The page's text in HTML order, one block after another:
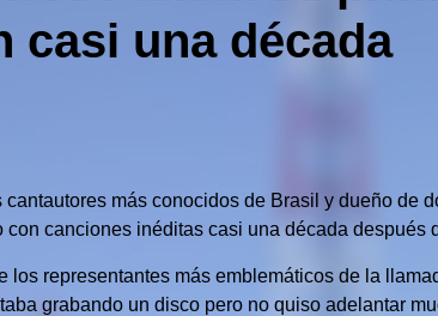
casi una década
más conocidos de Brasil y dueño de
canciones inéditas casi una década después
los representantes más emblemáticos de la
grabando un disco pero no quiso adelantar